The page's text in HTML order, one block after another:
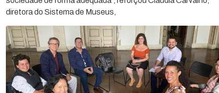
diretora do Sistema de Museus,